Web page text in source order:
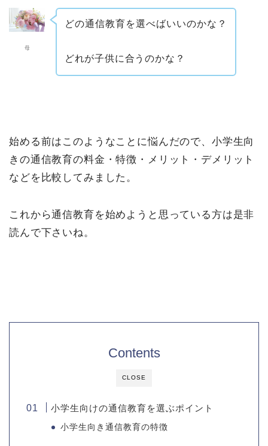
母
どの通信教育を選べばいいのかな？
どれが子供に合うのかな？
始める前はこのようなことに悩んだので、小学生向
きの通信教育の料金・特徴・メリット・デメリット
などを比較してみました。
これから通信教育を始めようと思っている方は是非
読んで下さいね。
CLOSE
Contents
小学生向けの通信教育を選ぶポイント
小学生向き通信教育の特徴